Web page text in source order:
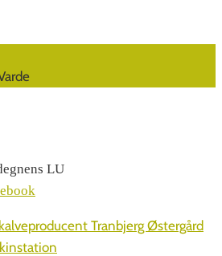
LU
Tranbjerg Østergård